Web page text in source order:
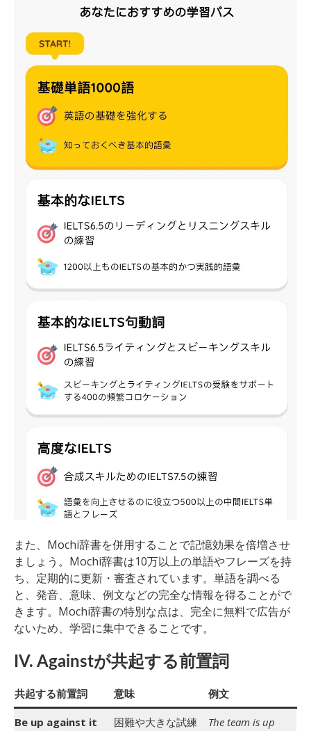
また、Mochi辞書を併用することで記憶効果を倍増させ
ましょう。Mochi辞書は10万以上の単語やフレーズを持
ち、定期的に更新・審査されています。単語を調べる
と、発音、意味、例文などの完全な情報を得ることがで
きます。Mochi辞書の特別な点は、完全に無料で広告が
ないため、学習に集中できることです。
IV. Againstが共起する前置詞
共起する前置詞 意味 例文
Be up against it
困難や大きな試練
The team is up